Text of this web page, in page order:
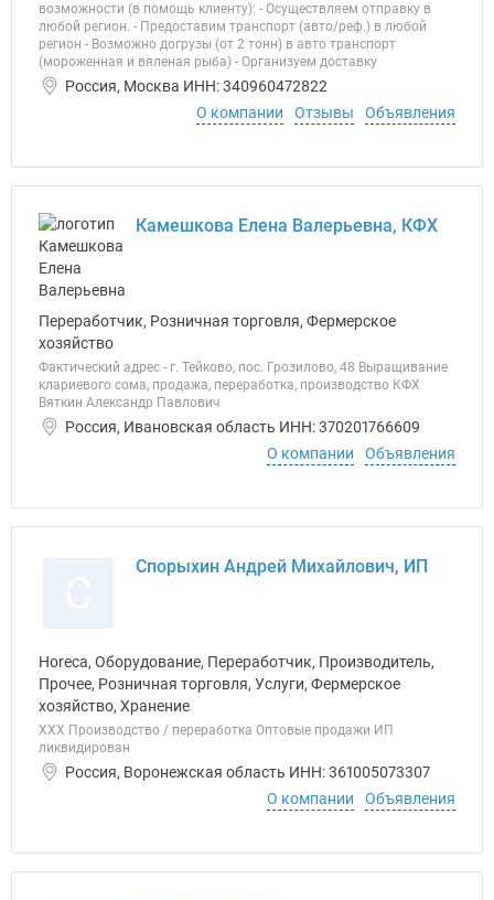
возможности (в помощь клиенту): - Осуществляем отправку в
любой регион. - Предоставим транспорт (авто/реф.) в любой
регион - Возможно догрузы (от 2 тонн) в авто транспорт
(мороженная и вяленая рыба) - Организуем доставку
Россия, Москва ИНН: 340960472822
О компании
Отзывы Объявления
Камешкова Елена Валерьевна, КФХ
Переработчик, Розничная торговля, Фермерское
хозяйство
Фактический адрес - г. Тейково, пос. Грозилово, 48 Выращивание
клариевого сома, продажа, переработка, производство КФХ
Вяткин Александр Павлович
Россия, Ивановская область ИНН: 370201766609
О компании
Объявления
Спорыхин Андрей Михайлович, ИП
Horeca, Оборудование, Переработчик, Производитель,
Прочее, Розничная торговля, Услуги, Фермерское
хозяйство, Хранение
ХХХ Производство / переработка Оптовые продажи ИП
ликвидирован
Россия, Воронежская область ИНН: 361005073307
О компании
Объявления